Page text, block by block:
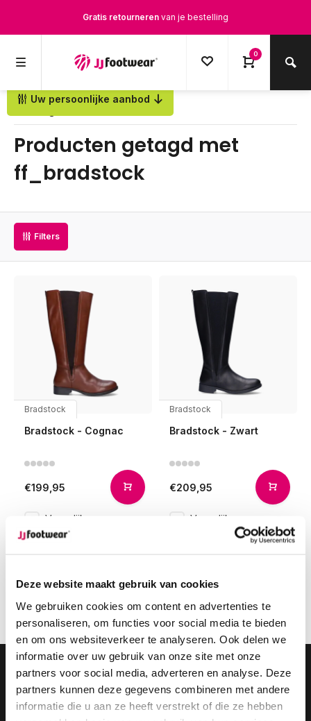
Deze website maakt gebruik van cookies
We gebruiken cookies om content en advertenties te
personaliseren, om functies voor social media te bieden
en om ons websiteverkeer te analyseren. Ook delen we
informatie over uw gebruik van onze site met onze
partners voor social media, adverteren en analyse. Deze
partners kunnen deze gegevens combineren met andere
informatie die u aan ze heeft verstrekt of die ze hebben
Gratis retourneren van je bestelling
0
Uw persoonlijke aanbod
Producten getagd met
ff_bradstock
Filters
Bradstock
Bradstock - Cognac
€199,95
Vergelijk
Bradstock
Bradstock - Zwart
€209,95
Vergelijk
Pagina 1 van 1
1
Stay up to date
Abonneer je op onze nieuwsbrief om op de hoogte te
blijven.